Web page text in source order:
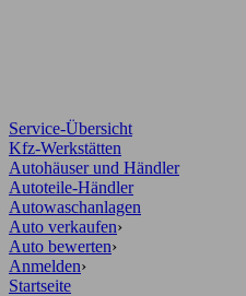
Service-Übersicht
Kfz-Werkstätten
Autohäuser und Händler
Autoteile-Händler
Autowaschanlagen
Auto verkaufen›
Auto bewerten›
Anmelden›
Startseite